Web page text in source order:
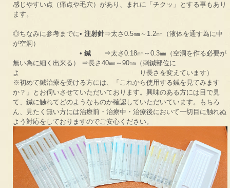
感じやすい点（痛点や毛穴）があり、まれに「チクッ」とする事もあり
ます。
◎ちなみに参考までに• 注射針⇒太さ0.5㎜～1.2㎜（液体を通す為に中
が空洞）
• 鍼 ⇒太さ0.18㎜～0.3㎜（空洞を作る必要が
無い為に細く出来る） ⇒長さ40㎜～90㎜（刺鍼部位に
よ り長さを変えています）
※初めて鍼治療を受ける方には、「これから使用する鍼を見てみます
か？」とお伺いさせていただいております。興味のある方には目で見
て、鍼に触れてどのようなものか確認していただいています。もちろ
ん、見たく無い方には治療前・治療中・治療後において一切目に触れぬ
よう対応をしておりますのでご安心ください。